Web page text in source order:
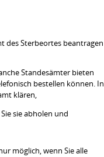
des Sterbeortes beantragen
Standesämter bieten
bestellen können. In
klären,
sie abholen und
möglich, wenn Sie alle